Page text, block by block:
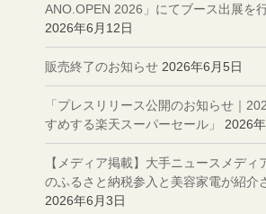
ANO.OPEN 2026」にてブース出展を
2026年6月12日
販売終了のお知らせ 2026年6月5日
「プレスリリース公開のお知らせ｜
すめする楽天スーパーセール」
2026
【メディア掲載】大手ニュースメディ
のふるさと納税参入と美容家電が紹介
2026年6月3日